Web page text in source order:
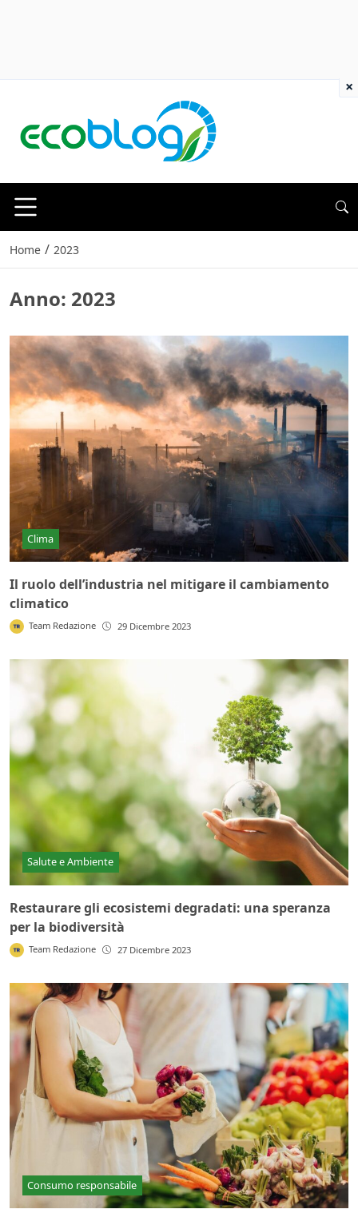
Home / 2023
Anno: 2023
Clima
Il ruolo dell’industria nel mitigare il cambiamento
climatico
Team Redazione 29 Dicembre 2023
Salute e Ambiente
Restaurare gli ecosistemi degradati: una speranza
per la biodiversità
Team Redazione 27 Dicembre 2023
Consumo responsabile
×